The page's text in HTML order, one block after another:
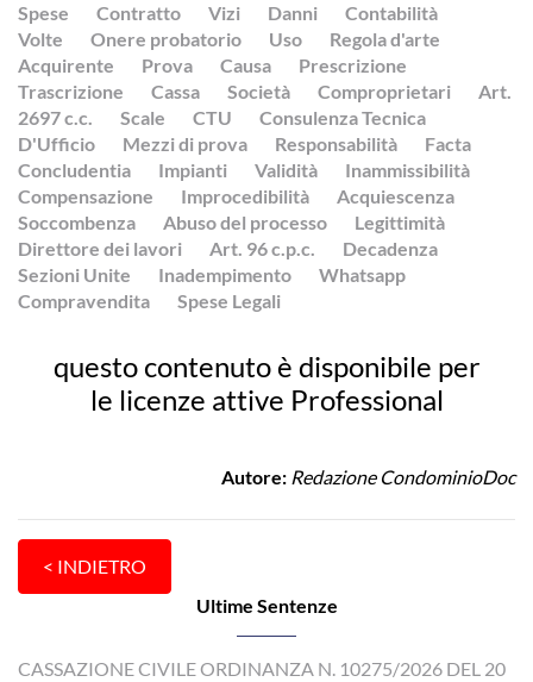
Spese
Contratto Vizi Danni
Contabilità
Volte
Onere probatorio Uso
Regola d'arte
Acquirente
Prova Causa
Prescrizione
Trascrizione
Cassa Società Comproprietari
Art.
2697 c.c.
Scale CTU
Consulenza Tecnica
D'Ufficio
Mezzi di prova Responsabilità
Facta
Concludentia
Impianti Validità
Inammissibilità
Compensazione
Improcedibilità
Acquiescenza
Soccombenza
Abuso del processo
Legittimità
Direttore dei lavori
Art. 96 c.p.c.
Decadenza
Sezioni Unite
Inadempimento
Whatsapp
Compravendita
Spese Legali
questo contenuto è disponibile per
le licenze attive Professional
Autore: Redazione CondominioDoc
Ultime Sentenze
CASSAZIONE CIVILE ORDINANZA N. 10275/2026 DEL 20